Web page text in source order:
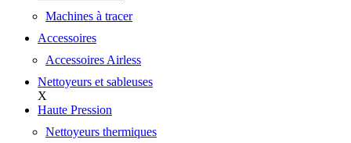
Machines à tracer
Accessoires
Accessoires Airless
Nettoyeurs et sableuses
X
Haute Pression
Nettoyeurs thermiques